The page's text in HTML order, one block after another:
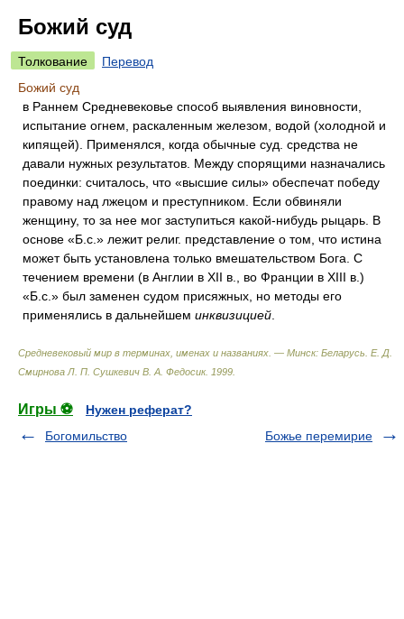
Божий суд
Толкование
Перевод
Божий суд
в Раннем Средневековье способ выявления виновности,
испытание огнем, раскаленным железом, водой (холодной и
кипящей). Применялся, когда обычные суд. средства не
давали нужных результатов. Между спорящими назначались
поединки: считалось, что «высшие силы» обеспечат победу
правому над лжецом и преступником. Если обвиняли
женщину, то за нее мог заступиться какой-нибудь рыцарь. В
основе «Б.с.» лежит религ. представление о том, что истина
может быть установлена только вмешательством Бога. С
течением времени (в Англии в XII в., во Франции в XIII в.)
«Б.с.» был заменен судом присяжных, но методы его
применялись в дальнейшем инквизицией
Средневековый мир в терминах, именах и названиях. — Минск: Беларусь Е. Д.
Смирнова Л. П. Сушкевич В. А. Федосик. 1999
Игры ⚽
Нужен реферат?
Богомильство
Божье перемирие